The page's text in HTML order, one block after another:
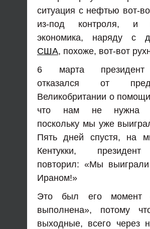
ситуация с нефтью вот-
из-под контроля, и
экономика, наряду с
США, похоже, вот-вот
6 марта
отказался от
Великобритании о
что нам не нужна
поскольку мы уже
Пять дней спустя, на
Кентукки,
повторил: «Мы
Ираном!»
Это был его момент
выполнена», потому
выходные, всего через